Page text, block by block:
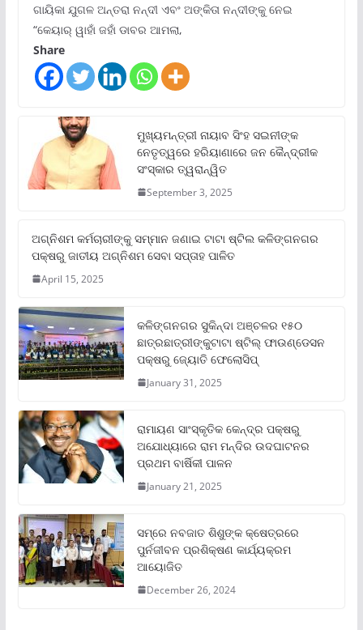
ଗାୟିକା ଯୁଗଳ ଅନ୍ତରା ନନ୍ଦୀ ଏବଂ ଅଙ୍କିତା ନନ୍ଦୀଙ୍କୁ ନେଇ
“କେୟାର୍ ୱାହାଁ ଜହାଁ ଡାବର ଆମଲା,
Share
ମୁଖ୍ୟମନ୍ତ୍ରୀ ନାୟାବ ସିଂହ ସଇନୀଙ୍କ
ନେତୃତ୍ୱରେ ହରିୟାଣାରେ ଜନ କୈନ୍ଦ୍ରୀକ
ସଂସ୍କାର ତ୍ୱରାନ୍ୱିତ
September 3, 2025
ଅଗ୍ନିଶମ କର୍ମଚାରୀଙ୍କୁ ସମ୍ମାନ ଜଣାଇ ଟାଟା ଷ୍ଟିଲ କଳିଙ୍ଗନଗର
ପକ୍ଷରୁ ଜାତୀୟ ଅଗ୍ନିଶମ ସେବା ସପ୍ତାହ ପାଳିତ
April 15, 2025
କଳିଙ୍ଗନଗର ସୁକିନ୍ଦା ଅଞ୍ଚଳର ୧୫୦
ଛାତ୍ରଛାତ୍ରୀଙ୍କୁଟାଟା ଷ୍ଟିଲ୍ ଫାଉଣ୍ଡେସନ
ପକ୍ଷରୁ ଜ୍ୟୋତି ଫେଲୋସିପ୍‌
January 31, 2025
ରାମାୟଣ ସାଂସ୍କୃତିକ କେନ୍ଦ୍ର ପକ୍ଷରୁ
ଅଯୋଧ୍ୟାରେ ରାମ ମନ୍ଦିର ଉଦଘାଟନର
ପ୍ରଥମ ବାର୍ଷିକୀ ପାଳନ
January 21, 2025
ସମ୍‌ରେ ନବଜାତ ଶିଶୁଙ୍କ କ୍ଷେତ୍ରରେ
ପୁର୍ନଜୀବନ ପ୍ରଶିକ୍ଷଣ କାର୍ଯ୍ୟକ୍ରମ
ଆୟୋଜିତ
December 26, 2024